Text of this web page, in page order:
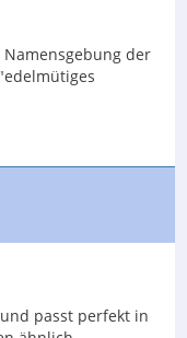
der
passt perfekt in